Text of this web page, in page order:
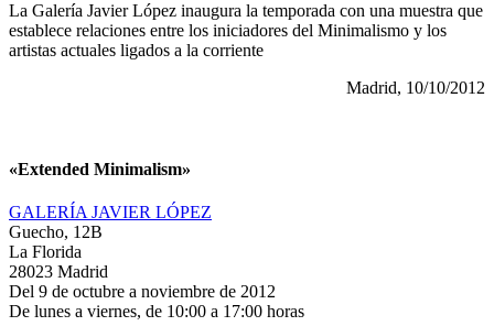
La Galería Javier López inaugura la temporada con una muestra que
establece relaciones entre los iniciadores del Minimalismo y los
artistas actuales ligados a la corriente
Madrid, 10/10/2012
«Extended Minimalism»
GALERÍA JAVIER LÓPEZ
Guecho, 12B
La Florida
28023 Madrid
Del 9 de octubre a noviembre de 2012
De lunes a viernes, de 10:00 a 17:00 horas